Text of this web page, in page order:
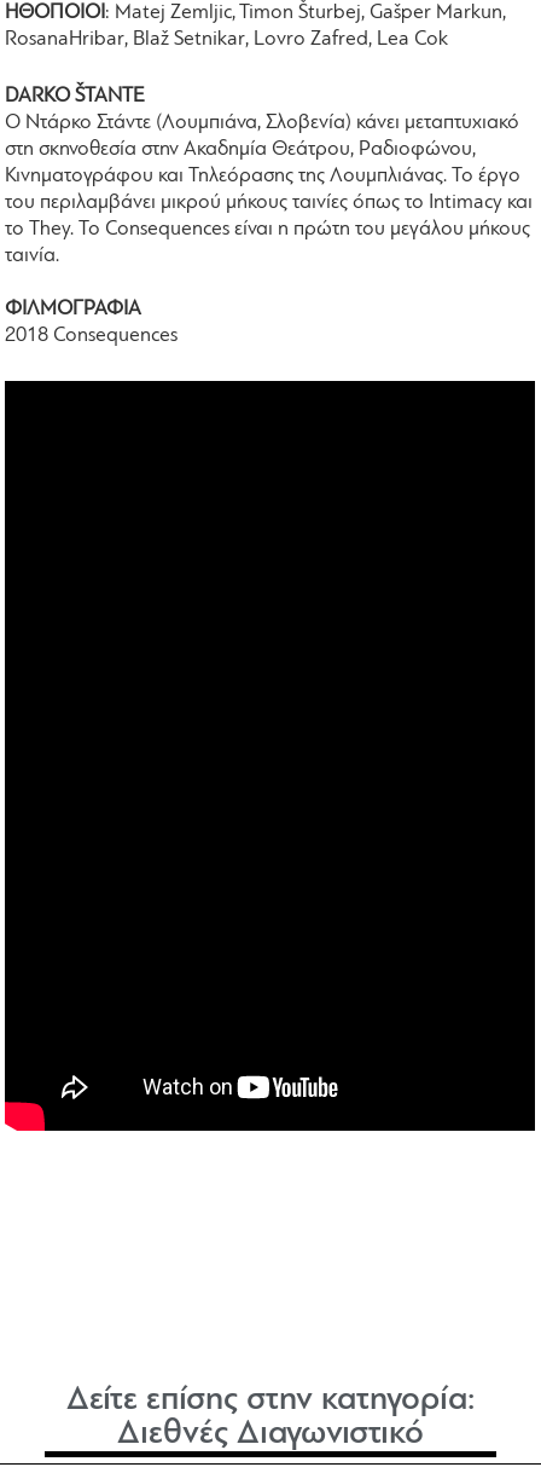
ΗΘΟΠΟΙΟΙ : Matej Zemljic, Timon Šturbej, Gašper Markun,
RosanaHribar, Blaž Setnikar, Lovro Zafred, Lea Cok
DARKO ŠTANTE
Ο Ντάρκο Στάντε (Λουμπιάνα, Σλοβενία) κάνει μεταπτυχιακό
στη σκηνοθεσία στην Ακαδημία Θεάτρου, Ραδιοφώνου,
Κινηματογράφου και Τηλεόρασης της Λουμπλιάνας. Το έργο
του περιλαμβάνει μικρού μήκους ταινίες όπως το Intimacy και
το They. Το Consequences είναι η πρώτη του μεγάλου μήκους
ταινία.
ΦΙΛΜΟΓΡΑΦΙΑ
2018 Consequences
Δείτε επίσης στην κατηγορία:
Διεθνές Διαγωνιστικό